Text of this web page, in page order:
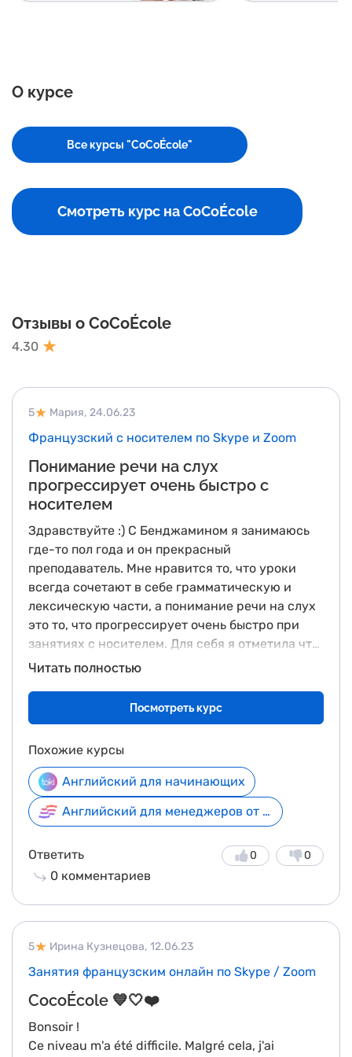
О курсе
Все курсы "CoCoÉcole"
Смотреть курс на CoCoÉcole
Отзывы о CoCoÉcole
4.30
5 24.06.23
Мария,
Французский с носителем по Skype и Zoom
Понимание речи на слух
прогрессирует очень быстро с
носителем
Здравствуйте :) С Бенджамином я занимаюсь
где-то пол года и он прекрасный
преподаватель. Мне нравится то, что уроки
всегда сочетают в себе грамматическую и
лексическую части, а понимание речи на слух
это то, что прогрессирует очень быстро при
занятиях с носителем. Для себя я отметила что
французский язык из категории " я никогда не
переместился в категорию " всё не так уж
плохо, можно пробовать". Я начала лучше
что-то ответить 😁
Читать полностью
Посмотреть курс
Похожие курсы
Английский для начинающих
Английский для менеджеров от 1290 ₽
Ответить
0 комментариев
0
0
5 12.06.23
Ирина Кузнецова,
Занятия французским онлайн по Skype / Zoom
CocoÉcole 💙🤍❤️
Bonsoir !
Ce niveau m'a été difficile. Malgré cela, j'ai